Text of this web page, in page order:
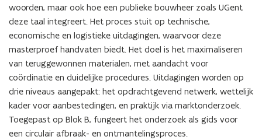
woorden, maar ook hoe een publieke bouwheer zoals UGent
deze taal integreert. Het proces stuit op technische,
economische en logistieke uitdagingen, waarvoor deze
masterproef handvaten biedt. Het doel is het maximaliseren
van teruggewonnen materialen, met aandacht voor
coördinatie en duidelijke procedures. Uitdagingen worden op
drie niveaus aangepakt: het opdrachtgevend netwerk, wettelijk
kader voor aanbestedingen, en praktijk via marktonderzoek.
Toegepast op Blok B, fungeert het onderzoek als gids voor
een circulair afbraak- en ontmantelingsproces.